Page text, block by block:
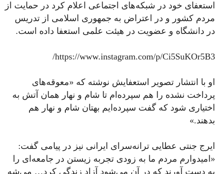
استعفای خود در شبکه‌های اجتماعی اعلام کرد در حمایت از
مردم کشور و در اعتراض به جمهوری اسلامی از تدریس
در دانشگاه و عضویت در هیئت علمی استعفا داده است.
https://www.instagram.com/p/Ci5SuKOr5B3/
او با انتشار تصویر استعفایش نوشته که «معوقه‌های
پرداخت نشده را هم سپرده‌ام تا شام و نهار همان آتش به
اختیاری شود که گفت سپرده‌ایم بهتان شام و نهار هم
بدهند.»
ایرج جنتی عطایی ترانه‌سرای ایرانی نیز در پیامی گفت:
«امیدوارم مردم ما به زودی تجربه زیستن در جامعه‌ای را
به دست آورند که در آن می‌شود آزاد زندگی کرد… می‌شه